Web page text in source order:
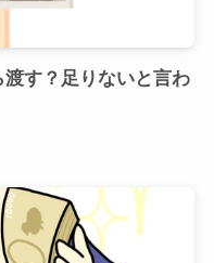
す？足りないと言わ